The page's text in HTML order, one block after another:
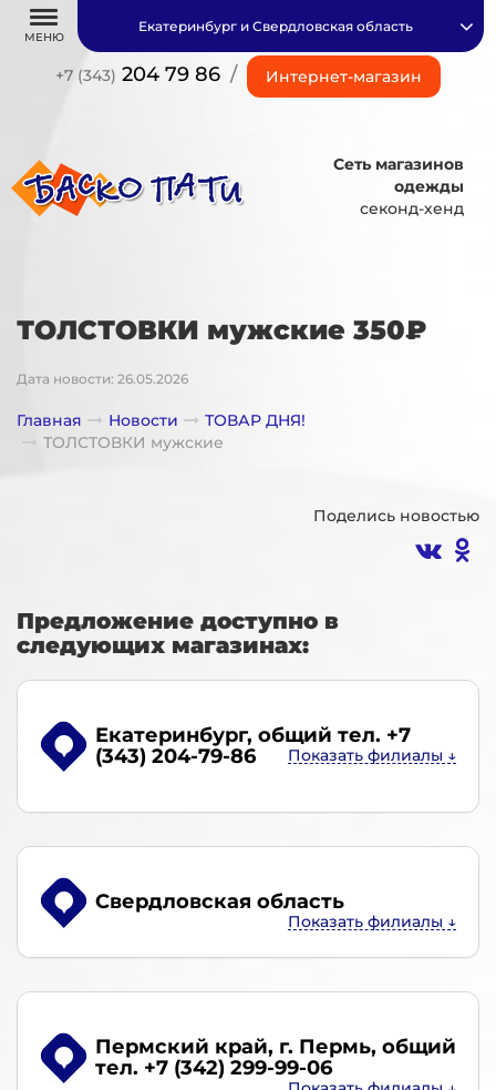
МЕНЮ
+7 (343) 204 79 86 / Интернет-магазин
Екатеринбург и Свердловская область
Сеть магазинов
одежды
секонд-хенд
ТОЛСТОВКИ мужские 350₽
Дата новости: 26.05.2026
Главная Новости
ТОВАР ДНЯ!
ТОЛСТОВКИ мужские
Поделись новостью
Предложение доступно в
следующих магазинах:
Екатеринбург, общий тел. +7
(343) 204-79-86
Свердловская область
Пермский край, г. Пермь, общий
тел. +7 (342) 299-99-06